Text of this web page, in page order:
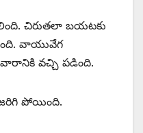
చిరుతలా బయటకు
వాయువేగ
వచ్చి పడింది.
పోయింది.